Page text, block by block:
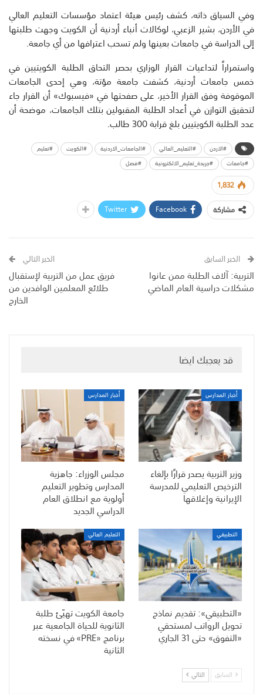
وفي السياق ذاته، كشف رئيس هيئة اعتماد مؤسسات التعليم العالي
في الأردن، بشير الزعبي، لوكالات أنباء أردنية أن الكويت وجهت طلبتها
إلى الدراسة في جامعات بعينها ولم تسحب اعترافها من أي جامعة.
واستمراراً لتداعيات القرار الوزاري بحصر التحاق الطلبة الكويتيين في
خمس جامعات أردنية، كشفت جامعة مؤتة، وهي إحدى الجامعات
الموقوفة وفق القرار الأخير، على صفحتها في «فيسبوك» أن القرار جاء
لتحقيق التوازن في أعداد الطلبة المقبولين بتلك الجامعات، موضحة أن
عدد الطلبة الكويتيين بلغ قرابة 300 طالب.
#الاردن #التعليم_العالي #الجامعات_الاردنية #الكويت
#تعليم
#جامعات
#جريدة_تعليم_الالكترونية #فصل
1,832
مشاركة
Facebook
Twitter
الخبر السابق
التربية: آلاف الطلبة ممن عانوا
مشكلات دراسية العام الماضي
الخبر التالي
فريق عمل من التربية لإستقبال
طلائع المعلمين الوافدين من
الخارج
قد يعجبك ايضا
أخبار المدارس
وزير التربية يصدر قرارًا بإلغاء
الترخيص التعليمي للمدرسة
الإيرانية وإغلاقها
أخبار المدارس
مجلس الوزراء: جاهزية
المدارس وتطوير التعليم
أولوية مع انطلاق العام
الدراسي الجديد
التطبيقي
«التطبيقي»: تقديم نماذج
تحويل الرواتب لمستحقي
«التفوق» حتى 31 الجاري
التعليم العالي
جامعة الكويت تهيّئ طلبة
الثانوية للحياة الجامعية عبر
برنامج «PRE» في نسخته
الثانية
السابق التالي